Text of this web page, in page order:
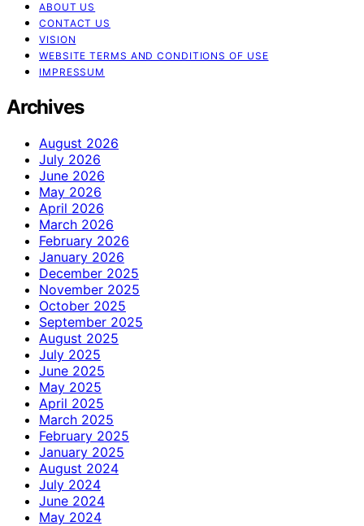
ABOUT US
CONTACT US
VISION
WEBSITE TERMS AND CONDITIONS OF USE
IMPRESSUM
Archives
August 2026
July 2026
June 2026
May 2026
April 2026
March 2026
February 2026
January 2026
December 2025
November 2025
October 2025
September 2025
August 2025
July 2025
June 2025
May 2025
April 2025
March 2025
February 2025
January 2025
August 2024
July 2024
June 2024
May 2024